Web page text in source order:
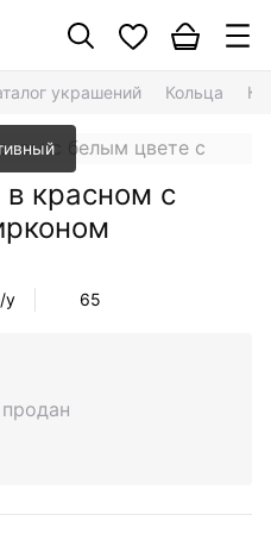
украшений Кольца
в красном с
у 65